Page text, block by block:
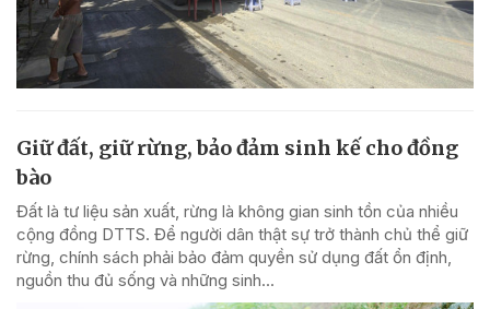
Giữ đất, giữ rừng, bảo đảm sinh kế cho đồng
bào
Đất là tư liệu sản xuất, rừng là không gian sinh tồn của nhiều
cộng đồng DTTS. Để người dân thật sự trở thành chủ thể giữ
rừng, chính sách phải bảo đảm quyền sử dụng đất ổn định,
nguồn thu đủ sống và những sinh...